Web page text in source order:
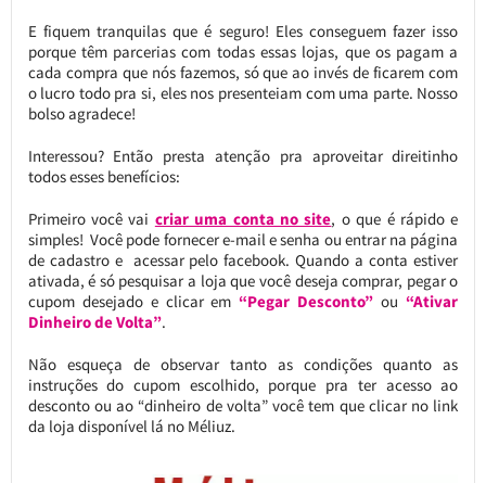
E fiquem tranquilas que é seguro! Eles conseguem fazer isso
porque têm parcerias com todas essas lojas, que os pagam a
cada compra que nós fazemos, só que ao invés de ficarem com
o lucro todo pra si, eles nos presenteiam com uma parte. Nosso
bolso agradece!
Interessou? Então presta atenção pra aproveitar direitinho
todos esses benefícios:
Primeiro você vai criar uma conta no site, o que é rápido e
simples! Você pode fornecer e-mail e senha ou entrar na página
de cadastro e acessar pelo facebook. Quando a conta estiver
ativada, é só pesquisar a loja que você deseja comprar, pegar o
cupom desejado e clicar em“Pegar Desconto” ou“Ativar
Dinheiro de Volta”.
Não esqueça de observar tanto as condições quanto as
instruções do cupom escolhido, porque pra ter acesso ao
desconto ou ao “dinheiro de volta” você tem que clicar no link
da loja disponível lá no Méliuz.